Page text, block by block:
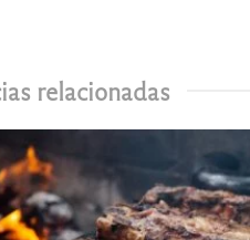
relacionadas